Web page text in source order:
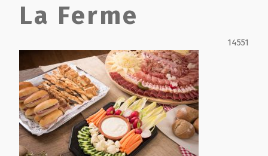
La Ferme
14551
Film de présentation
Fête Marché Paysan
Partenaires